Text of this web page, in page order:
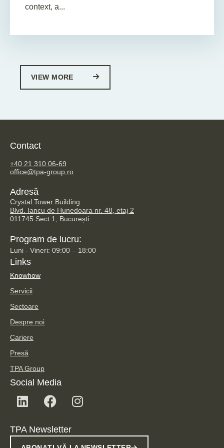
context, a...
VIEW MORE
Contact
+40 21 310 06-69
office@tpa-group.ro
Adresă
Crystal Tower Building
Blvd. Iancu de Hunedoara nr. 48, etaj 2
011745 Sect.1, București
Program de lucru:
Luni - Vineri: 09:00 – 18:00
Links
Knowhow
Servicii
Sectoare
Despre noi
Cariere
Presă
TPA Group
Social Media
TPA Newsletter